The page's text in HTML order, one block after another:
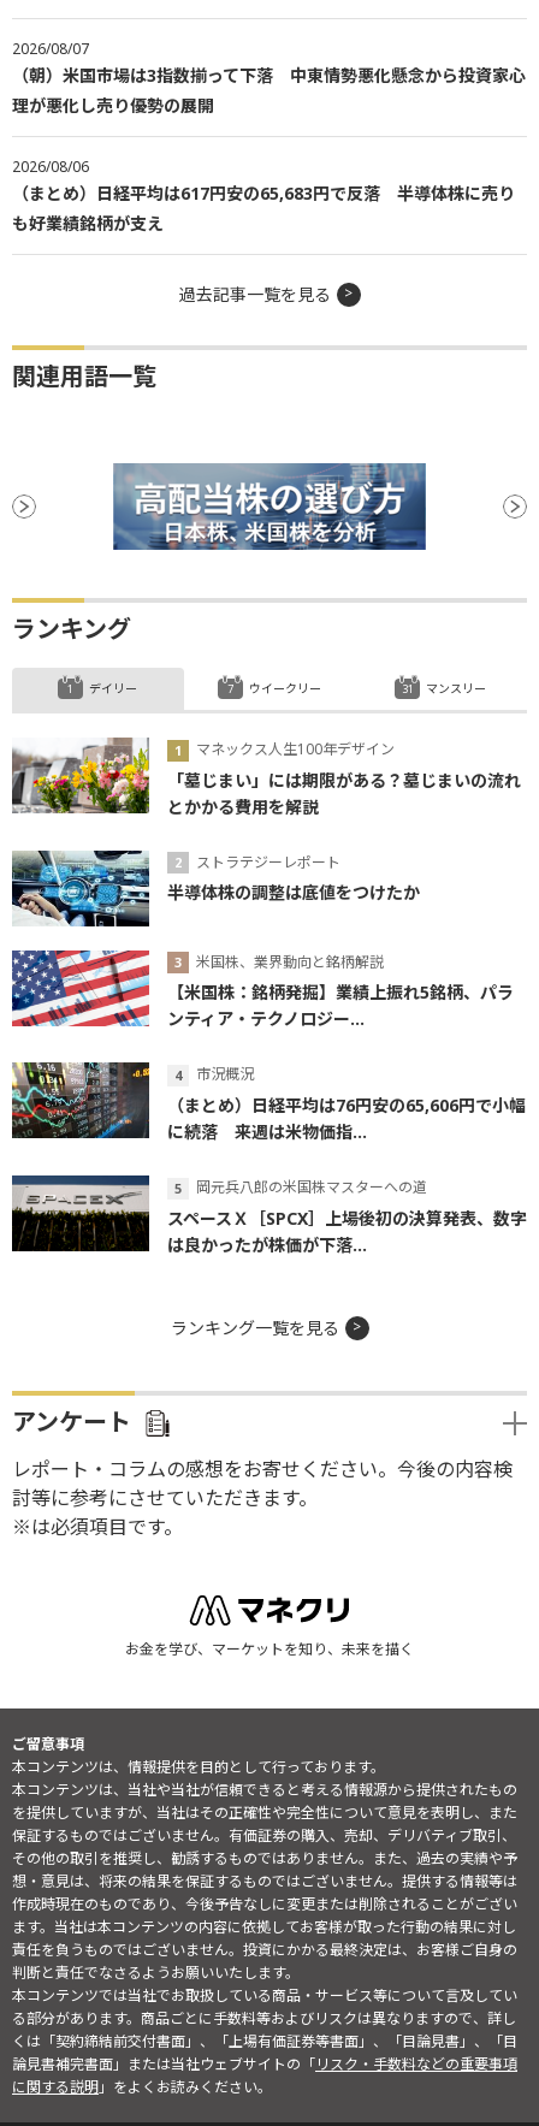
2026/08/07
（朝）米国市場は3指数揃って下落 中東情勢悪化懸念から投資家心
理が悪化し売り優勢の展開
2026/08/06
（まとめ）日経平均は617円安の65,683円で反落 半導体株に売り
も好業績銘柄が支え
過去記事一覧を見る
関連用語一覧
ランキング
デイリー
マネックス人生100年デザイン
「墓じまい」には期限がある？墓じまいの流れ
とかかる費用を解説
ストラテジーレポート
半導体株の調整は底値をつけたか
米国株、業界動向と銘柄解説
【米国株：銘柄発掘】業績上振れ5銘柄、パラ
ンティア・テクノロジー...
市況概況
（まとめ）日経平均は76円安の65,606円で小幅
に続落 来週は米物価指...
岡元兵八郎の米国株マスターへの道
スペースＸ［SPCX］上場後初の決算発表、数字
は良かったが株価が下落...
ウイークリー マンスリー
ランキング一覧を見る
アンケート
レポート・コラムの感想をお寄せください。今後の内容検
討等に参考にさせていただきます。
※は必須項目です。
お金を学び、マーケットを知り、未来を描く
ご留意事項
本コンテンツは、情報提供を目的として行っております。
本コンテンツは、当社や当社が信頼できると考える情報源から提供されたもの
を提供していますが、当社はその正確性や完全性について意見を表明し、また
保証するものではございません。有価証券の購入、売却、デリバティブ取引、
その他の取引を推奨し、勧誘するものではありません。また、過去の実績や予
想・意見は、将来の結果を保証するものではございません。提供する情報等は
作成時現在のものであり、今後予告なしに変更または削除されることがござい
ます。当社は本コンテンツの内容に依拠してお客様が取った行動の結果に対し
責任を負うものではございません。投資にかかる最終決定は、お客様ご自身の
判断と責任でなさるようお願いいたします。
本コンテンツでは当社でお取扱している商品・サービス等について言及してい
る部分があります。商品ごとに手数料等およびリスクは異なりますので、詳し
くは「契約締結前交付書面」、「上場有価証券等書面」、「目論見書」、「目
論見書補完書面」または当社ウェブサイトの「リスク・手数料などの重要事項
に関する説明」をよくお読みください。